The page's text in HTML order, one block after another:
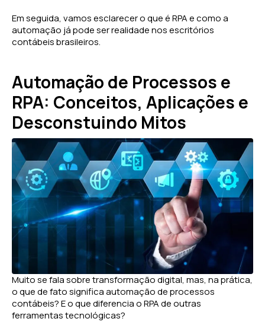
Em seguida, vamos esclarecer o que é RPA e como a
automação já pode ser realidade nos escritórios
contábeis brasileiros.
Automação de Processos e
RPA: Conceitos, Aplicações e
Desconstuindo Mitos
Muito se fala sobre transformação digital, mas, na prática,
o que de fato significa automação de processos
contábeis? E o que diferencia o RPA de outras
ferramentas tecnológicas?